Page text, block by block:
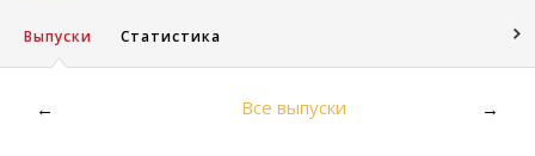
Выпуски Статистика
← Все выпуски →